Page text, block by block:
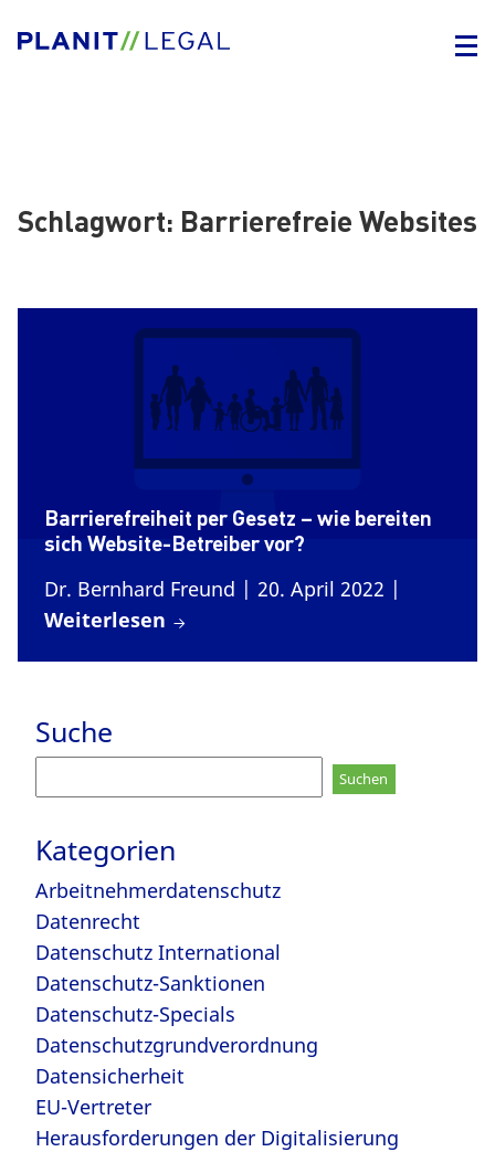
Schlagwort: Barrierefreie Websites
Barrierefreiheit per Gesetz – wie bereiten
sich Website-Betreiber vor?
Dr. Bernhard Freund | 20. April 2022 |
Weiterlesen
Suche
nach:
Kategorien
Arbeitnehmerdatenschutz
Datenrecht
Datenschutz International
Datenschutz-Sanktionen
Datenschutz-Specials
Datenschutzgrundverordnung
Datensicherheit
EU-Vertreter
Herausforderungen der Digitalisierung